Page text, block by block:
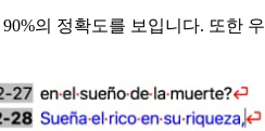
의 정확도를 보입니다. 또한